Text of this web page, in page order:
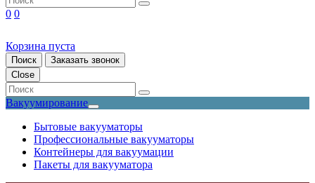
0 0
Корзина пуста
Поиск
Заказать звонок
Close
Вакуумирование
Бытовые вакууматоры
Профессиональные вакууматоры
Контейнеры для вакуумации
Пакеты для вакууматора